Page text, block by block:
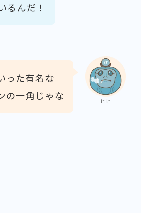
るんだ！
ヒヒ
った有名な
の一角じゃな